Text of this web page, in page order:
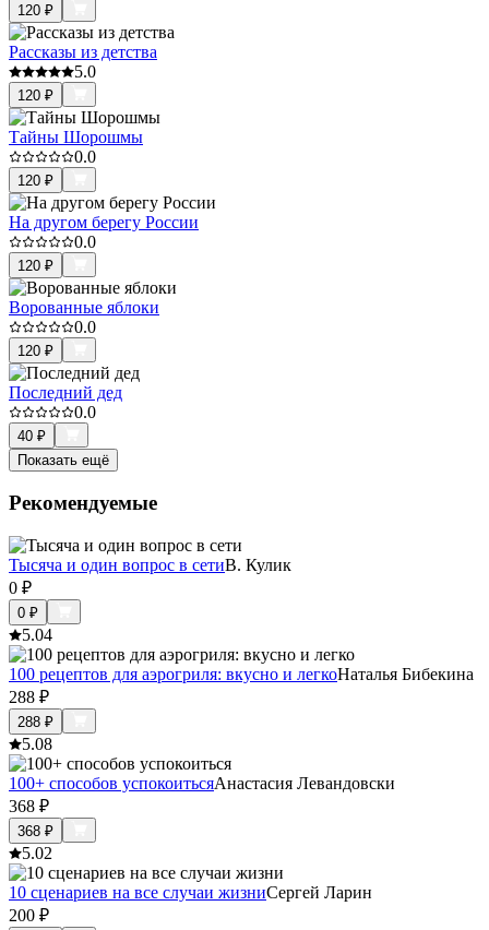
120 ₽
Рассказы из детства
5.0
120 ₽
Тайны Шорошмы
0.0
120 ₽
На другом берегу России
0.0
120 ₽
Ворованные яблоки
0.0
120 ₽
Последний дед
0.0
40 ₽
Показать ещё
Рекомендуемые
Тысяча и один вопрос в сетиВ. Кулик
0 ₽
0 ₽
5.04
100 рецептов для аэрогриля: вкусно и легкоНаталья Бибекина
288 ₽
288 ₽
5.08
100+ способов успокоитьсяАнастасия Левандовски
368 ₽
368 ₽
5.02
10 сценариев на все случаи жизниСергей Ларин
200 ₽